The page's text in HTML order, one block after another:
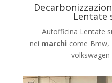
Lentate
Autofficina Lentate
nei marchi come Bmw,
volkswagen